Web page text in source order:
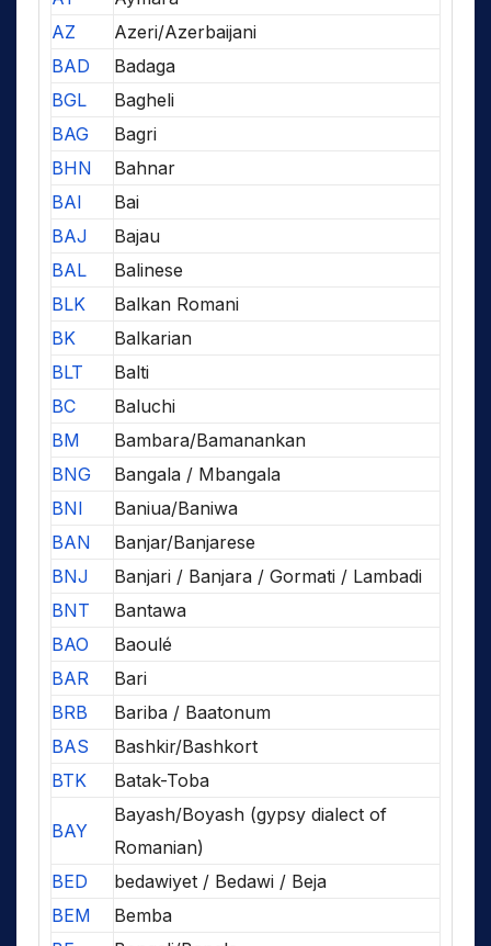
AZ
Azeri/Azerbaijani
BAD
Badaga
BGL
Bagheli
BAG
Bagri
BHN
Bahnar
BAI
Bai
BAJ
Bajau
BAL
Balinese
BLK
Balkan Romani
BK
Balkarian
BLT
Balti
BC
Baluchi
BM
Bambara/Bamanankan
BNG
Bangala / Mbangala
BNI
Baniua/Baniwa
BAN
Banjar/Banjarese
BNJ
Banjari / Banjara / Gormati / Lambadi
BNT
Bantawa
BAO
Baoulé
BAR
Bari
BRB
Bariba / Baatonum
BAS
Bashkir/Bashkort
BTK
Batak-Toba
BAY
Bayash/Boyash (gypsy dialect of
Romanian)
BED
bedawiyet / Bedawi / Beja
BEM
Bemba